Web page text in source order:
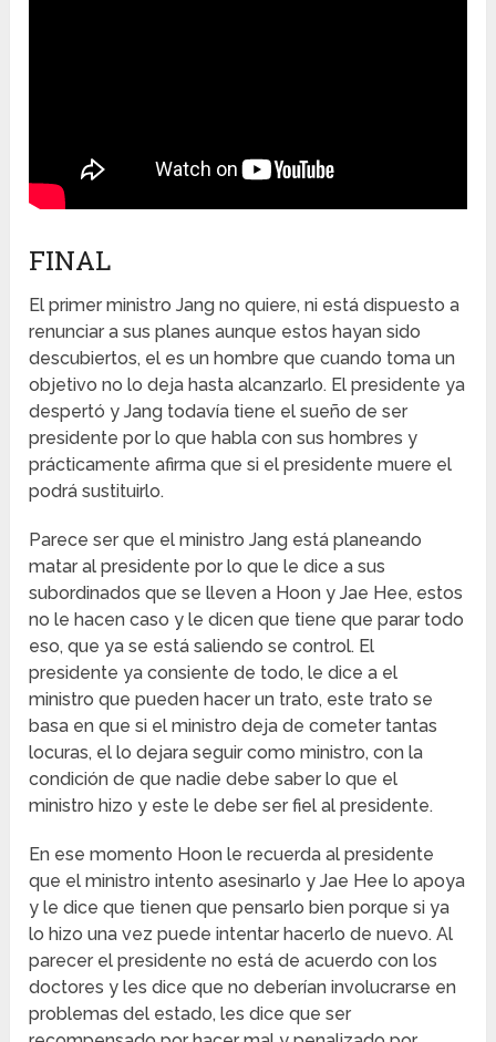
FINAL
El primer ministro Jang no quiere, ni está dispuesto a
renunciar a sus planes aunque estos hayan sido
descubiertos, el es un hombre que cuando toma un
objetivo no lo deja hasta alcanzarlo. El presidente ya
despertó y Jang todavía tiene el sueño de ser
presidente por lo que habla con sus hombres y
prácticamente afirma que si el presidente muere el
podrá sustituirlo.
Parece ser que el ministro Jang está planeando
matar al presidente por lo que le dice a sus
subordinados que se lleven a Hoon y Jae Hee, estos
no le hacen caso y le dicen que tiene que parar todo
eso, que ya se está saliendo se control. El
presidente ya consiente de todo, le dice a el
ministro que pueden hacer un trato, este trato se
basa en que si el ministro deja de cometer tantas
locuras, el lo dejara seguir como ministro, con la
condición de que nadie debe saber lo que el
ministro hizo y este le debe ser fiel al presidente.
En ese momento Hoon le recuerda al presidente
que el ministro intento asesinarlo y Jae Hee lo apoya
y le dice que tienen que pensarlo bien porque si ya
lo hizo una vez puede intentar hacerlo de nuevo. Al
parecer el presidente no está de acuerdo con los
doctores y les dice que no deberían involucrarse en
problemas del estado, les dice que ser